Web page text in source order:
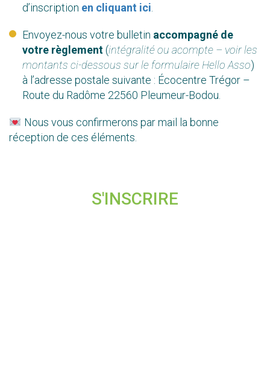
d’inscription en cliquant ici
Envoyez-nous votre bulletin accompagné de
votre règlement(intégralité ou acompte – voir les
montants ci-dessous sur le formulaire Hello Asso)
à l’adresse postale suivante : Écocentre Trégor –
Route du Radôme 22560 Pleumeur-Bodou.
Nous vous confirmerons par mail la bonne
réception de ces éléments.
S'INSCRIRE